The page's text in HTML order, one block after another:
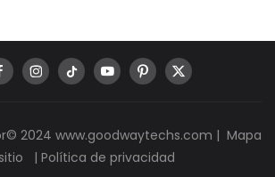
2024 www.goodwaytechs.com | Mapa
| Política de privacidad